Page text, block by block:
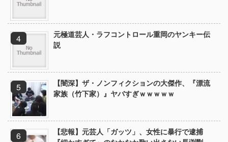
元極道芸人・ラフコントロール重岡のヤンキー伝
説
【闇深】ザ・ノンフィクションの大傑作、『漂流
家族（竹下家）』ヤバすぎｗｗｗｗｗ
【悲報】元芸人「ガッツ」、女性に暴行で逮捕